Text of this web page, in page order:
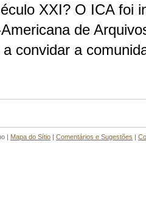
XXI? O ICA foi
de
a convidar a
| Mapa do Sítio | Comentários e Sugestões |